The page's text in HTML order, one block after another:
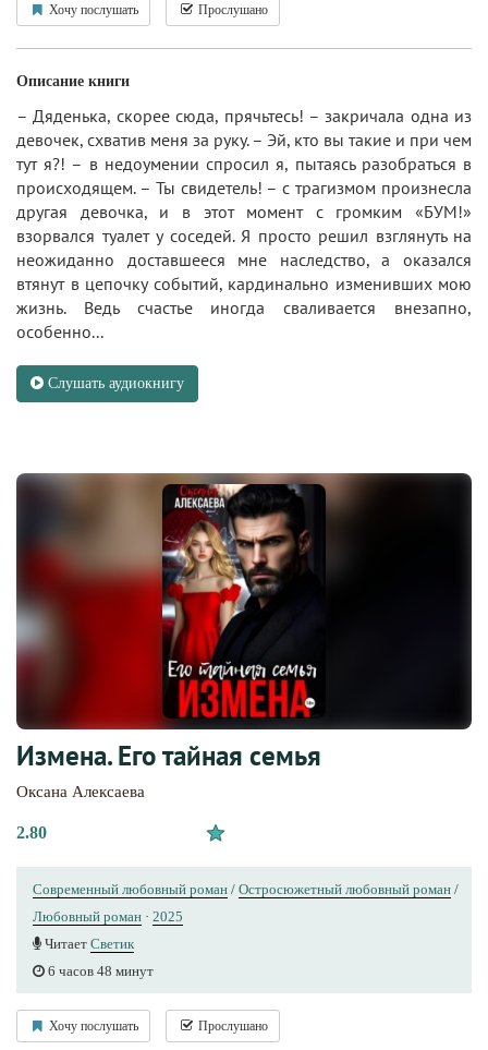
Хочу послушать Прослушано
Описание книги
– Дяденька, скорее сюда, прячьтесь! – закричала одна из
девочек, схватив меня за руку. – Эй, кто вы такие и при чем
тут я?! – в недоумении спросил я, пытаясь разобраться в
происходящем. – Ты свидетель! – с трагизмом произнесла
другая девочка, и в этот момент с громким «БУМ!»
взорвался туалет у соседей. Я просто решил взглянуть на
неожиданно доставшееся мне наследство, а оказался
втянут в цепочку событий, кардинально изменивших мою
жизнь. Ведь счастье иногда сваливается внезапно,
особенно...
Слушать аудиокнигу
Измена. Его тайная семья
Оксана Алексаева
2.80
Современный любовный роман / Остросюжетный любовный роман /
Любовный роман · 2025
Читает Светик
6 часов 48 минут
Хочу послушать Прослушано